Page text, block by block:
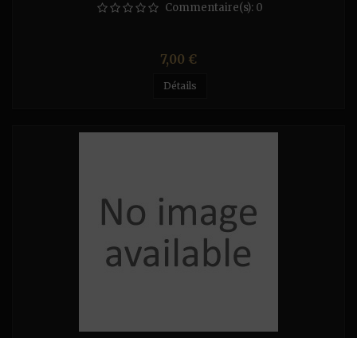
Commentaire(s): 0
Prix
7,00 €
Détails